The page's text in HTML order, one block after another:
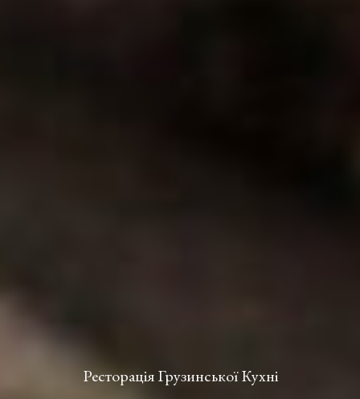
Ресторація Грузинської Кухні